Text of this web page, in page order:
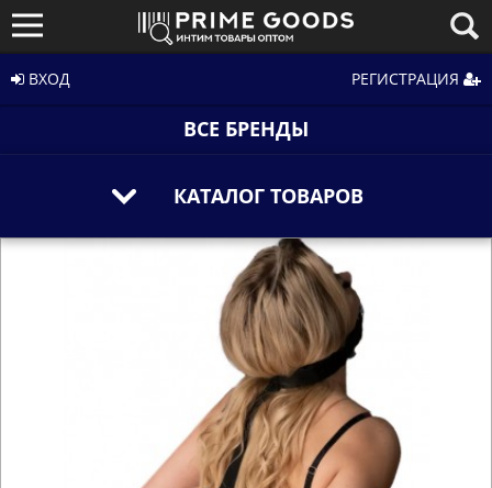
ВХОД РЕГИСТРАЦИЯ
ВСЕ БРЕНДЫ
КАТАЛОГ ТОВАРОВ